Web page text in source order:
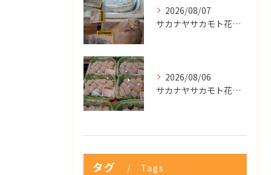
2026/08/07
サカナヤサカモト花園店
2026/08/06
サカナヤサカモト花園店
タグ Tags